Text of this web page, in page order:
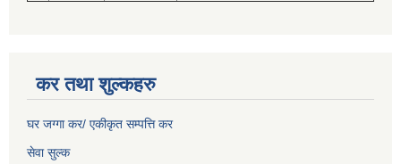
कर तथा शुल्कहरु
घर जग्गा कर/ एकीकृत सम्पत्ति कर
सेवा सुल्क